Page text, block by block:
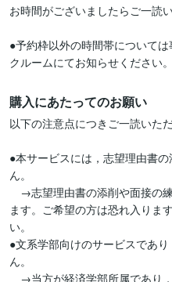
お時間がございましたらご一読
●予約枠以外の時間帯について
クルームにてお知らせください。
購入にあたってのお願い
以下の注意点につきご一読いた
●本サービスには，志望理由書
ん。
→志望理由書の添削や面接の
ます。ご希望の方は恐れ入りま
い。
●文系学部向けのサービスであ
ん。
→当方が経済学部所属であり